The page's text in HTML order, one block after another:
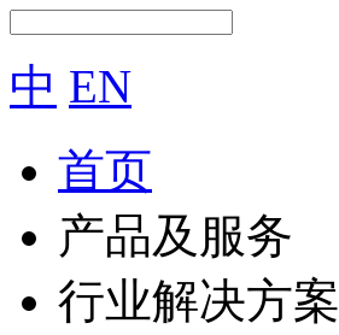
中 EN
首页
产品及服务
行业解决方案